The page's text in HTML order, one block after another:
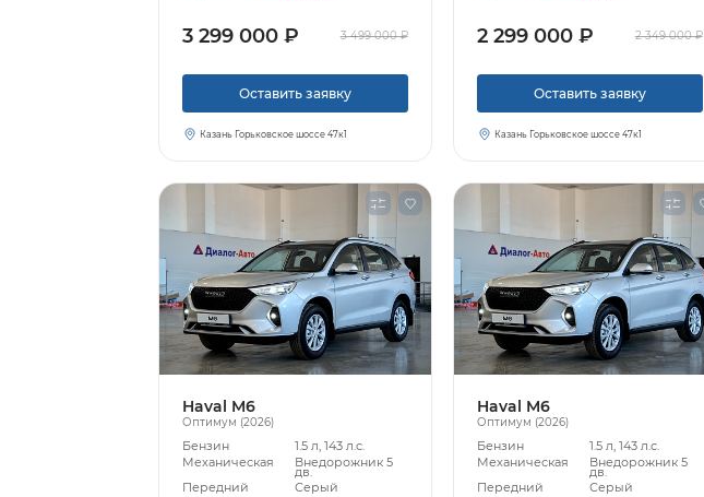
3 299 000 ₽ 3 499 000 ₽
Оставить заявку
Казань Горьковское шоссе 47к1
2 299 000 ₽ 2 349 000 ₽
Оставить заявку
Казань Горьковское шоссе 47к1
Haval M6
Оптимум (2026)
Бензин
1.5 л, 143 л.с.
Механическая
Внедорожник 5
дв.
Передний
Серый
Haval M6
Оптимум (2026)
Бензин
1.5 л, 143 л.с.
Механическая
Внедорожник 5
дв.
Передний
Серый